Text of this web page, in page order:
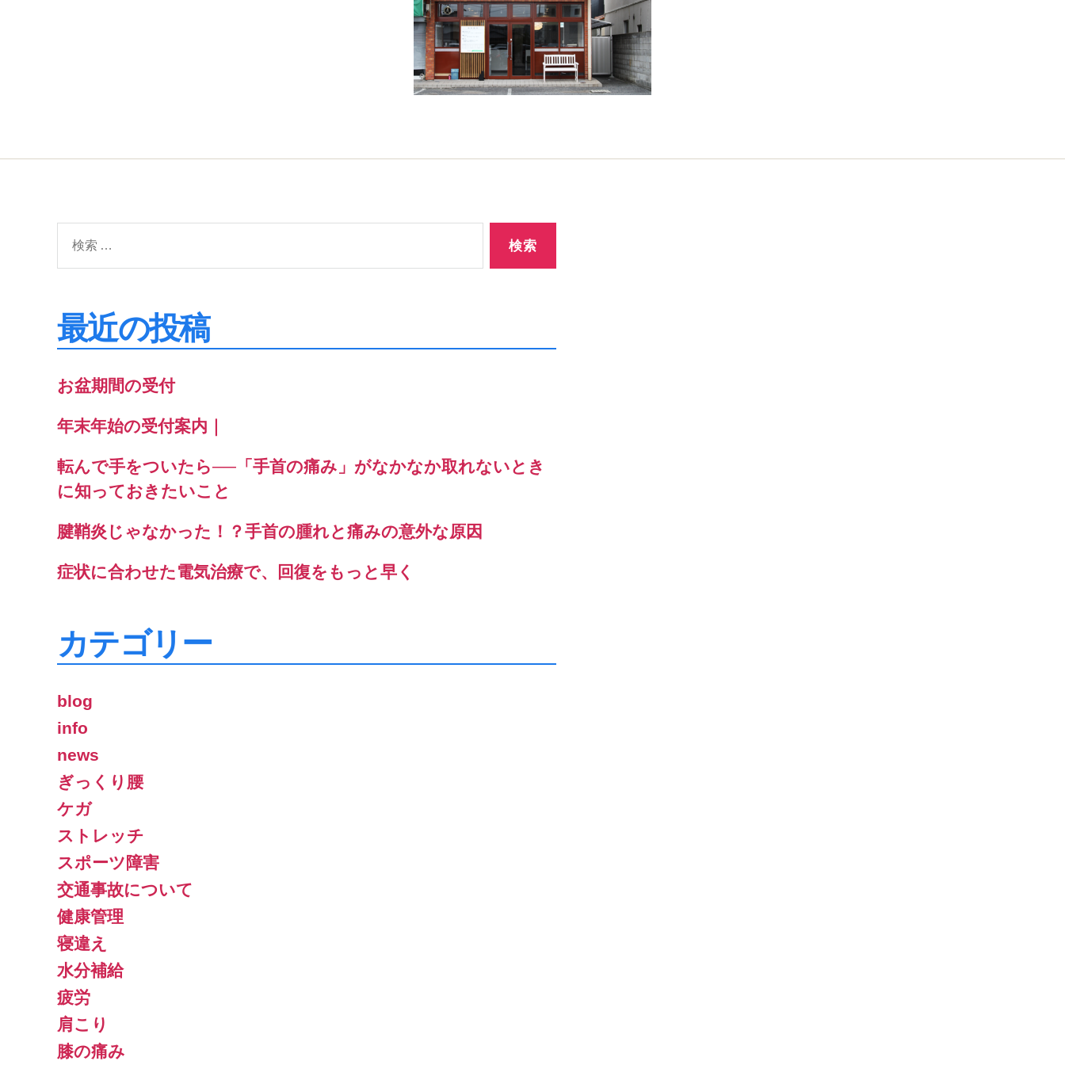
最近の投稿
お盆期間の受付
年末年始の受付案内｜
転んで手をついたら──「手首の痛み」がなかなか取れないとき
に知っておきたいこと
腱鞘炎じゃなかった！？手首の腫れと痛みの意外な原因
症状に合わせた電気治療で、回復をもっと早く
カテゴリー
blog
info
news
ぎっくり腰
ケガ
ストレッチ
スポーツ障害
交通事故について
健康管理
寝違え
水分補給
疲労
肩こり
膝の痛み